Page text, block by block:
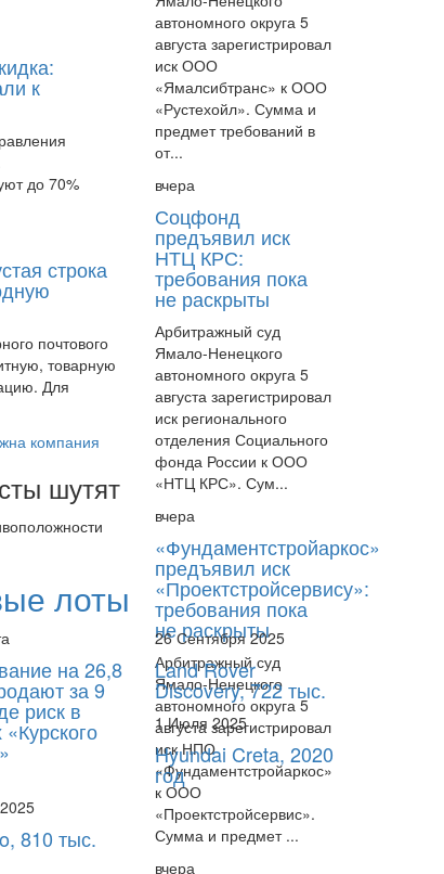
жалобах на управляющего
Обналичивание средств
директором не всегда
означает вывод активов
21 Июля
Экс-председатель банка
«Агросоюз» приговорен к
16,5 года колонии за
20 Июля
ЦБ впервые признал
аудиторское заключение
ненадлежащим
Нелогичное поведение
сторон при исполнении
к
до 70%
строка
почтового
товарную
Для
автономного округа 5
августа зарегистрировал
иск ООО
«Ямалсибтранс» к ООО
«Рустехойл». Сумма и
предмет требований в
от...
вчера
Соцфонд
предъявил иск
НТЦ КРС:
требования пока
не раскрыты
Арбитражный суд
Ямало-Ненецкого
автономного округа 5
августа зарегистрировал
иск регионального
отделения Социального
фонда России к ООО
«НТЦ КРС». Сум...
вчера
«Фундаментстройаркос»
предъявил иск
«Проектстройсервису»:
требования пока
не раскрыты
Арбитражный суд
Ямало-Ненецкого
автономного округа 5
августа зарегистрировал
иск НПО
«Фундаментстройаркос»
к ООО
«Проектстройсервис».
Сумма и предмет ...
вчера
компания
шутят
лоты
на 26,8
за 9
риск в
«Курского
26 Сентября 2025
Land Rover
Discovery, 722 тыс.
1 Июля 2025
Hyundai Creta, 2020
год
810 тыс.